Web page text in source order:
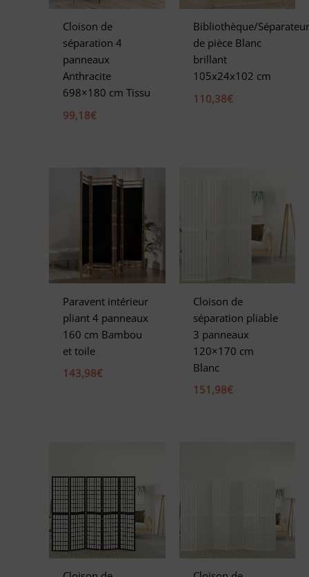
Cloison de
séparation 4
panneaux
Anthracite
698×180 cm Tissu
99,18€
Bibliothèque/Séparateur
de pièce Blanc
brillant
105x24x102 cm
110,38€
Paravent intérieur
pliant 4 panneaux
160 cm Bambou
et toile
143,98€
Cloison de
séparation pliable
3 panneaux
120×170 cm
Blanc
151,98€